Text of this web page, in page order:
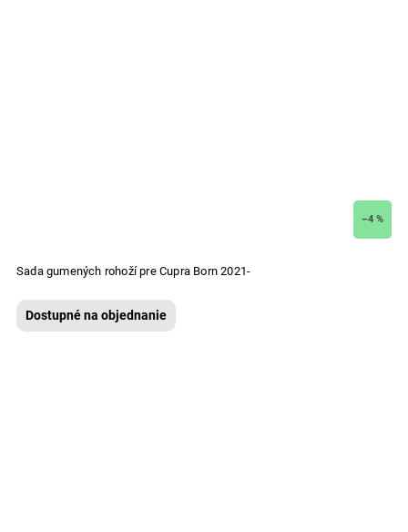
–4 %
Sada gumených rohoží pre Cupra Born 2021-
Dostupné na objednanie